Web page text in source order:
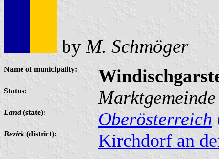
by M. Schmöger
Name of municipality:
Status: Marktgemeinde
Land(state): Oberösterreich
Bezirk (district): Kirchdorf an